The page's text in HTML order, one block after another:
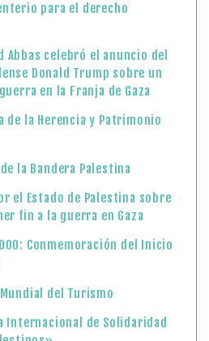
para el derecho
Abbas celebró el anuncio del
Donald Trump sobre un
en la Franja de Gaza
de la Herencia y Patrimonio
la Bandera Palestina
el Estado de Palestina sobre
fin a la guerra en Gaza
Conmemoración del Inicio
del Turismo
Internacional de Solidaridad